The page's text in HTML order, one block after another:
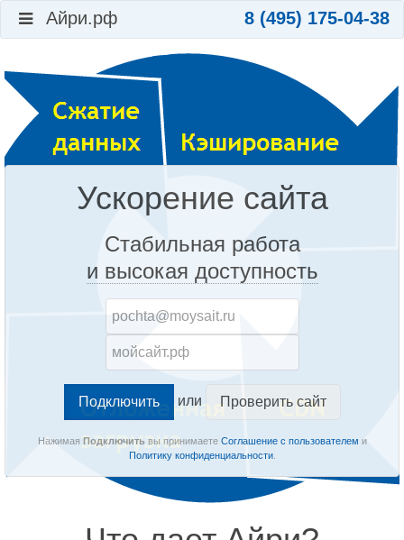
Айри.рф 8 (495) 175-04-38
Ускорение сайта
Стабильная работа
и высокая доступность
или Проверить сайт
Нажимая Подключитьвы принимаете Соглашение с пользователем и
Политику конфиденциальности.